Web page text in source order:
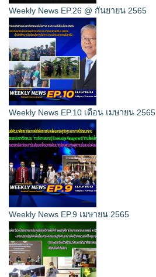
Weekly News EP.26 @ กันยายน 2565
Weekly News EP.10 เดือน เมษายน 2565
Weekly News EP.9 เมษายน 2565